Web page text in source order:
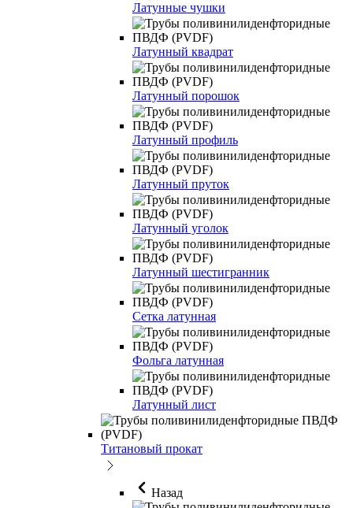
Латунные чушки
Латунный квадрат
Латунный порошок
Латунный профиль
Латунный пруток
Латунный уголок
Латунный шестигранник
Сетка латунная
Фольга латунная
Латунный лист
Титановый прокат
Назад